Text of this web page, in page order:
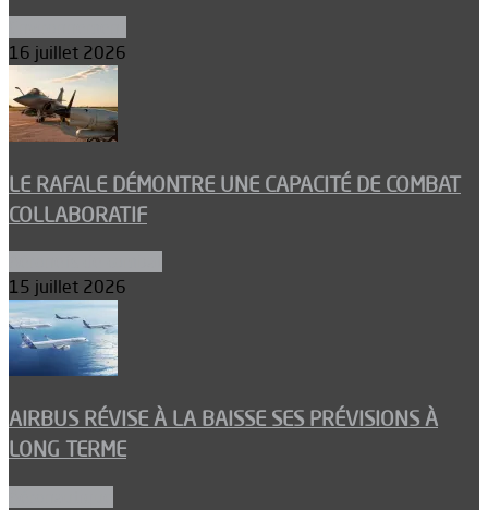
16 juillet 2026
LE RAFALE DÉMONTRE UNE CAPACITÉ DE COMBAT
COLLABORATIF
15 juillet 2026
AIRBUS RÉVISE À LA BAISSE SES PRÉVISIONS À
LONG TERME